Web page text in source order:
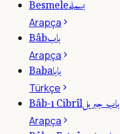
Besmeleبسمله
Arapça
Bâbباب
Arapça
Babaبابا
Türkçe
Bâb-ı Cibrîlباب جبريل
Arapça